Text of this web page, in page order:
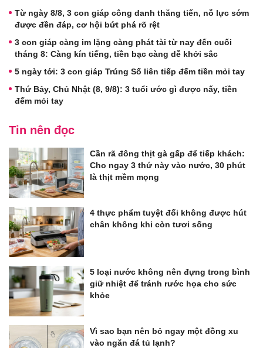
Từ ngày 8/8, 3 con giáp công danh thăng tiến, nỗ lực sớm
được đền đáp, cơ hội bứt phá rõ rệt
3 con giáp càng im lặng càng phát tài từ nay đến cuối
tháng 8: Càng kín tiếng, tiền bạc càng dễ khởi sắc
5 ngày tới: 3 con giáp Trúng Số liên tiếp đếm tiền mỏi tay
Thứ Bảy, Chủ Nhật (8, 9/8): 3 tuổi ước gì được nấy, tiền
đếm mỏi tay
Tin nên đọc
Cần rã đông thịt gà gấp để tiếp khách:
Cho ngay 3 thứ này vào nước, 30 phút
là thịt mềm mọng
4 thực phẩm tuyệt đối không được hút
chân không khi còn tươi sống
5 loại nước không nên đựng trong bình
giữ nhiệt để tránh rước họa cho sức
khỏe
Vì sao bạn nên bỏ ngay một đồng xu
vào ngăn đá tủ lạnh?